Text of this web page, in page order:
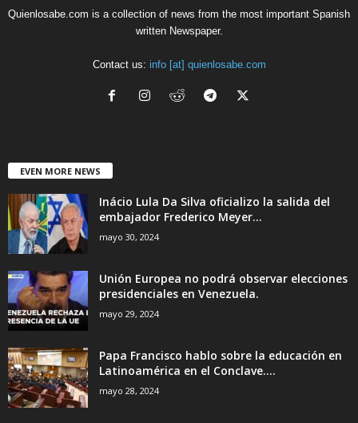
Quienlosabe.com is a collection of news from the most important Spanish
written Newspaper.
Contact us: info [at] quienlosabe.com
EVEN MORE NEWS
Inácio Lula Da Silva oficializo la salida del
embajador Frederico Meyer...
mayo 30, 2024
Unión Europea no podrá observar elecciones
presidenciales en Venezuela.
mayo 29, 2024
Papa Francisco hablo sobre la educación en
Latinoamérica en el Conclave....
mayo 28, 2024